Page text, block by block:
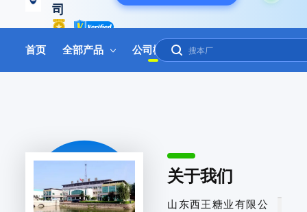
司
首页 全部产品 公司概况 联系我们
关于我们
山东西王糖业有限公